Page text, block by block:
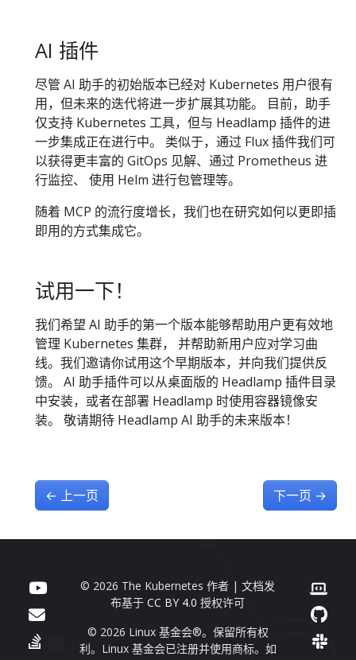
AI 插件
尽管 AI 助手的初始版本已经对 Kubernetes 用户很有
用，但未来的迭代将进一步扩展其功能。 目前，助手
仅支持 Kubernetes 工具，但与 Headlamp 插件的进
一步集成正在进行中。 类似于，通过 Flux 插件我们可
以获得更丰富的 GitOps 见解、通过 Prometheus 进
行监控、 使用 Helm 进行包管理等。
随着 MCP 的流行度增长，我们也在研究如何以更即插
即用的方式集成它。
试用一下！
我们希望 AI 助手的第一个版本能够帮助用户更有效地
管理 Kubernetes 集群， 并帮助新用户应对学习曲
线。我们邀请你试用这个早期版本，并向我们提供反
馈。 AI 助手插件可以从桌面版的 Headlamp 插件目录
中安装，或者在部署 Headlamp 时使用容器镜像安
装。 敬请期待 Headlamp AI 助手的未来版本！
← 上一页 下一页 →
© 2026 The Kubernetes 作者 | 文档发
布基于CC BY 4.0 授权许可
© 2026 Linux 基金会®。保留所有权
利。Linux 基金会已注册并使用商标。如